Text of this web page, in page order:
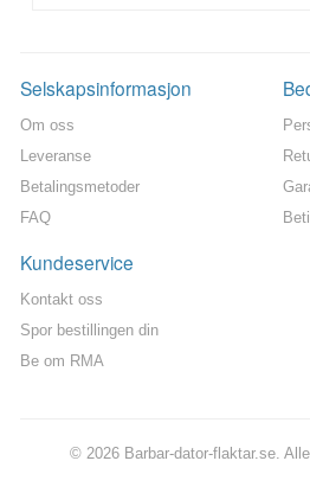
Selskapsinformasjon
Om oss
Leveranse
Betalingsmetoder
FAQ
Kundeservice
Kontakt oss
Spor bestillingen din
Be om RMA
© 2026 Barbar-dator-flaktar.se.